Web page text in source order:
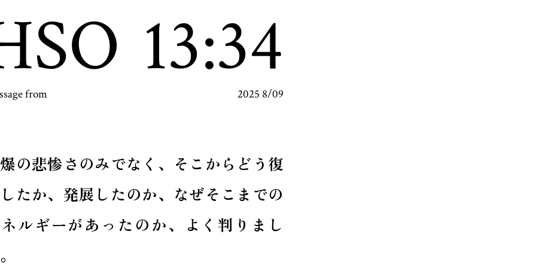
13:34
from 2025 8/09
の悲惨さのみでなく、そこからどう復
たか、発展したのか、なぜそこまでの
ルギーがあったのか、よく判りまし